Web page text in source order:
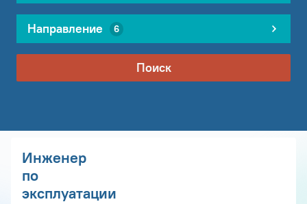
Направление 6
Поиск
Инженер
по
эксплуатации